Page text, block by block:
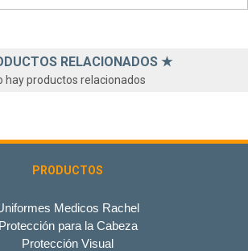
RELACIONADOS ★
hay productos relacionados
PRODUCTOS
Medicos Rachel
Protección para la Cabeza
Protección Visual